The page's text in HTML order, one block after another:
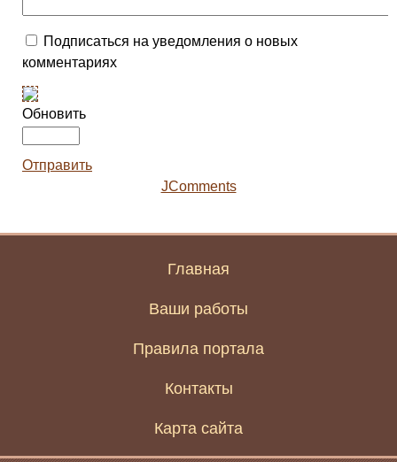
Подписаться на уведомления о новых
комментариях
Обновить
Отправить
JComments
Главная
Ваши работы
Правила портала
Контакты
Карта сайта